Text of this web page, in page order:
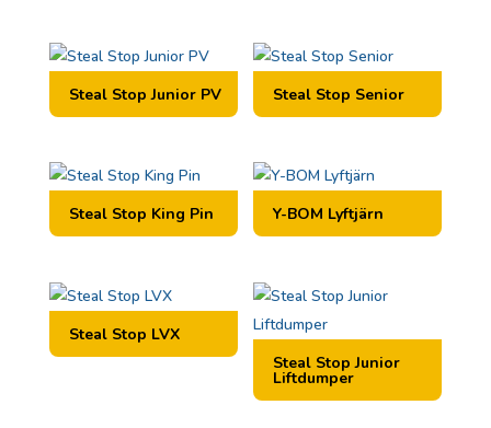
Steal Stop Junior PV Steal Stop Senior
Steal Stop King Pin Y-BOM Lyftjärn
Steal Stop LVX
Steal Stop Junior
Liftdumper